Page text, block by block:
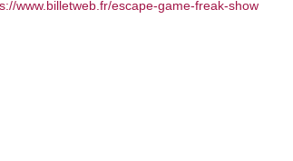
www.billetweb.fr/escape-game-freak-show